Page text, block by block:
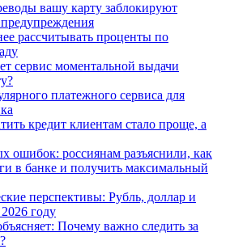
вашу карту заблокируют
рассчитывать проценты по
сервис моментальной выдачи
платежного сервиса для
кредит клиентам стало проще, а
ошибок: россиянам разъяснили, как
в банке и получить максимальный
перспективы: Рубль, доллар и
году
Почему важно следить за